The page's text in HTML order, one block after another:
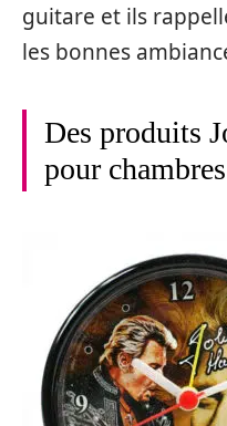
guitare et ils
les bonnes
Des produits
pour